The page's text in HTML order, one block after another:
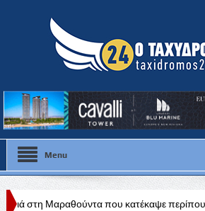
Menu
που κατέκαψε περίπου τέσσερα εκτάρια,